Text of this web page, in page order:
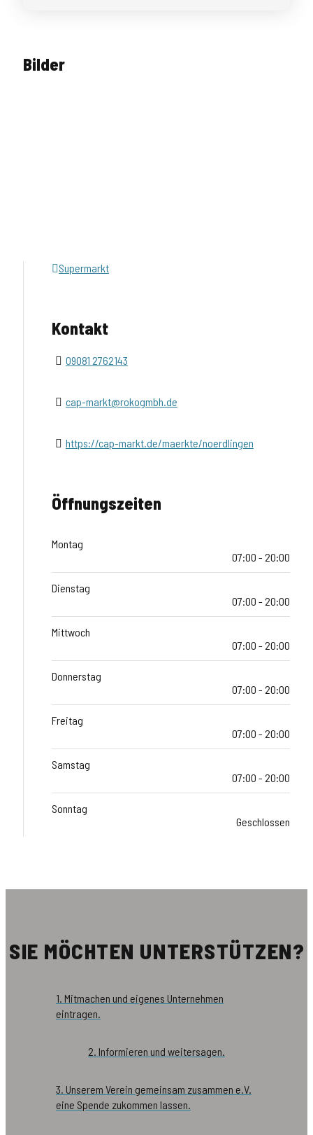
Bilder
Supermarkt
Kontakt
09081 2762143
cap-markt@rokogmbh.de
https://cap-markt.de/maerkte/noerdlingen
Öffnungszeiten
Montag
07:00 - 20:00
Dienstag
07:00 - 20:00
Mittwoch
07:00 - 20:00
Donnerstag
07:00 - 20:00
Freitag
07:00 - 20:00
Samstag
07:00 - 20:00
Sonntag
Geschlossen
SIE MÖCHTEN UNTERSTÜTZEN?
1. Mitmachen und eigenes Unternehmen
eintragen.
2. Informieren und weitersagen.
3. Unserem Verein gemeinsam zusammen e.V.
eine Spende zukommen lassen.